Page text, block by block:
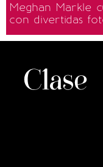
Meghan Markle
con divertidas